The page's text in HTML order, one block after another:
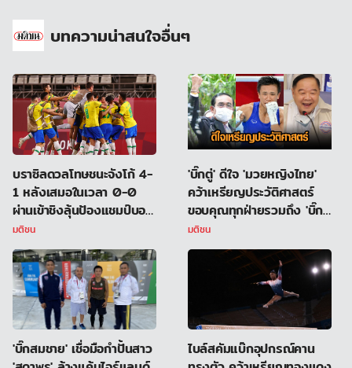
บทความน่าสนใจอื่นๆ
บราซิลดวลโทษชนะจังโก้ 4-
1 หลังเสมอในเวลา 0-0
ผ่านเข้าชิงลุ้นป้องแชมป์บอล
ชาย อลป.
มติชน
'บิ๊กตู่' ดีใจ 'มวยหญิงไทย'
คว้าเหรียญประวัติศาสตร์
ขอบคุณทุกฝ่ายรวมถึง 'บิ๊ก
ป้อม' ปธ.คกก.โอลิมปิกไทย
มติชน
'บิ๊กสมชาย' เชื่อมือกำปั้นสาว
ไบล์สคัมแบ๊กอุปกรณ์คาน